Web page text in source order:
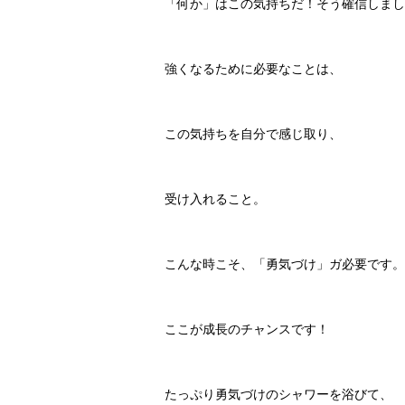
「何か」はこの気持ちだ！そう確信しま
強くなるために必要なことは、
この気持ちを自分で感じ取り、
受け入れること。
こんな時こそ、「勇気づけ」ガ必要です。
ここが成長のチャンスです！
たっぷり勇気づけのシャワーを浴びて、